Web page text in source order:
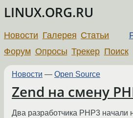
LINUX.ORG.RU
Новости Галерея Статьи
Форум Опросы Трекер Поиск
Новости — Open Source
Zend на смену
Два разработчика PHP3 начали